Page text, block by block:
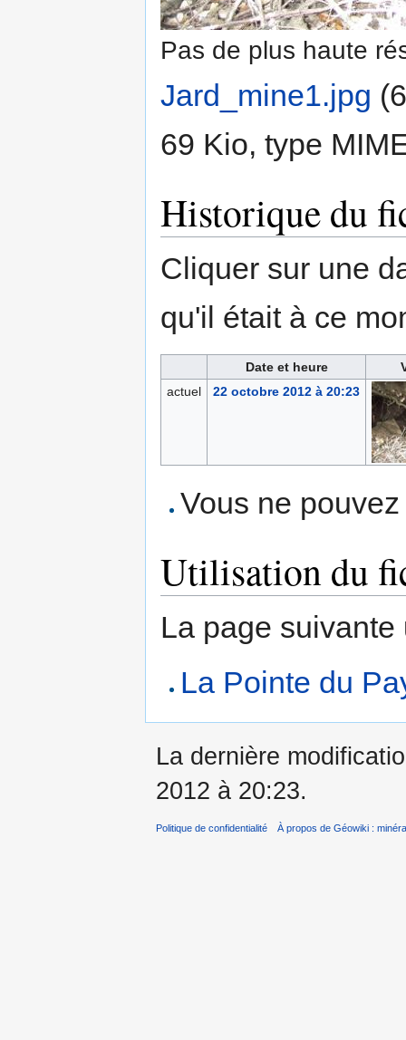
Pas de plus haute
Jard_mine1.jpg
69 Kio, type
Historique du
Cliquer sur une
qu'il était à ce
Date et heure
actuel
22 octobre 2012 à 20:23
Vous ne
Utilisation du
La page
La Pointe du
La dernière
2012 à 20:23.
Politique de confidentialité À propos de Géowiki :